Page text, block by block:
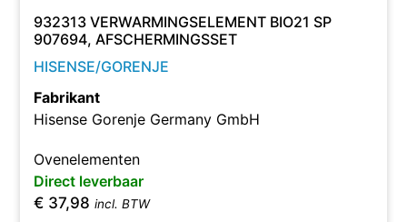
932313 VERWARMINGSELEMENT BIO21 SP
907694, AFSCHERMINGSSET
HISENSE/GORENJE
Fabrikant
Hisense Gorenje Germany GmbH
Ovenelementen
Direct leverbaar
€ 37,98 incl. BTW